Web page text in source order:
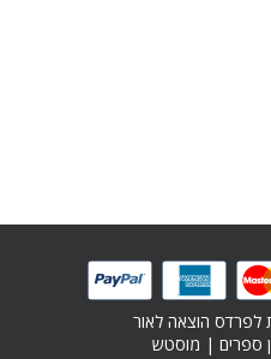
https://
לפרדס הוצאה לאור
ספרים | מוסטש